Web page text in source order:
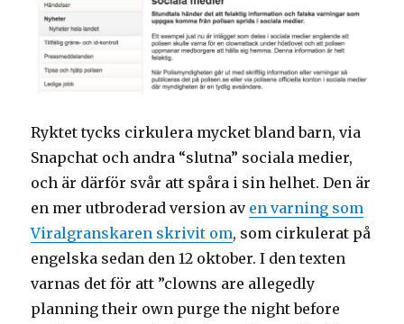
Ryktet tycks cirkulera mycket bland barn, via
Snapchat och andra “slutna” sociala medier,
och är därför svår att spåra i sin helhet. Den är
en mer utbroderad version av en varning som
Viralgranskaren skrivit om, som cirkulerat på
engelska sedan den 12 oktober. I den texten
varnas det för att ”clowns are allegedly
planning their own purge the night before